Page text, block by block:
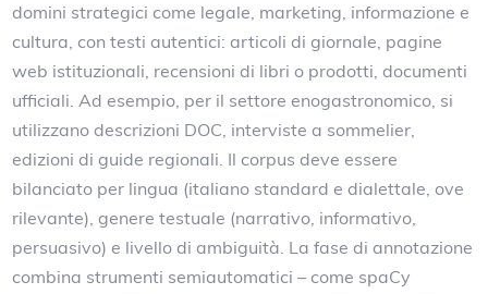
domini strategici come legale, marketing, informazione e
cultura, con testi autentici: articoli di giornale, pagine
web istituzionali, recensioni di libri o prodotti, documenti
ufficiali. Ad esempio, per il settore enogastronomico, si
utilizzano descrizioni DOC, interviste a sommelier,
edizioni di guide regionali. Il corpus deve essere
bilanciato per lingua (italiano standard e dialettale, ove
rilevante), genere testuale (narrativo, informativo,
persuasivo) e livello di ambiguità. La fase di annotazione
combina strumenti semiautomatici – come spaCy